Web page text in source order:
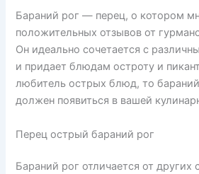
Бараний рог — перец, о котором
положительных отзывов от
Он идеально сочетается с
и придает блюдам остроту и
любитель острых блюд, то
должен появиться в вашей
Перец острый бараний рог
Бараний рог отличается от других